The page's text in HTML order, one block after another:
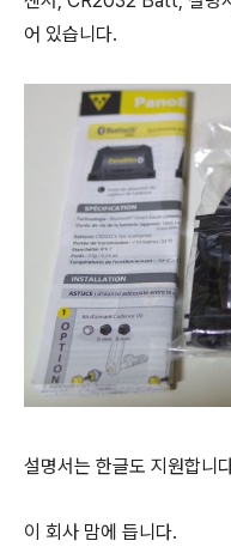
어 있습니다.
설명서는 한글도 지원합니
이 회사 맘에 듭니다.